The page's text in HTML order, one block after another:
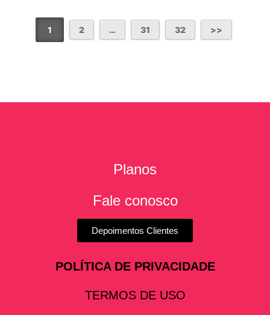
1 2 … 31 32
Planos
Fale conosco
Depoimentos Clientes
POLÍTICA DE PRIVACIDADE
TERMOS DE USO